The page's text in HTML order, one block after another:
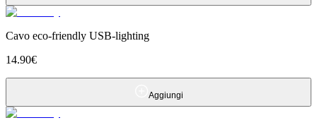
Cavo eco-friendly USB-lighting
14.90€
Aggiungi